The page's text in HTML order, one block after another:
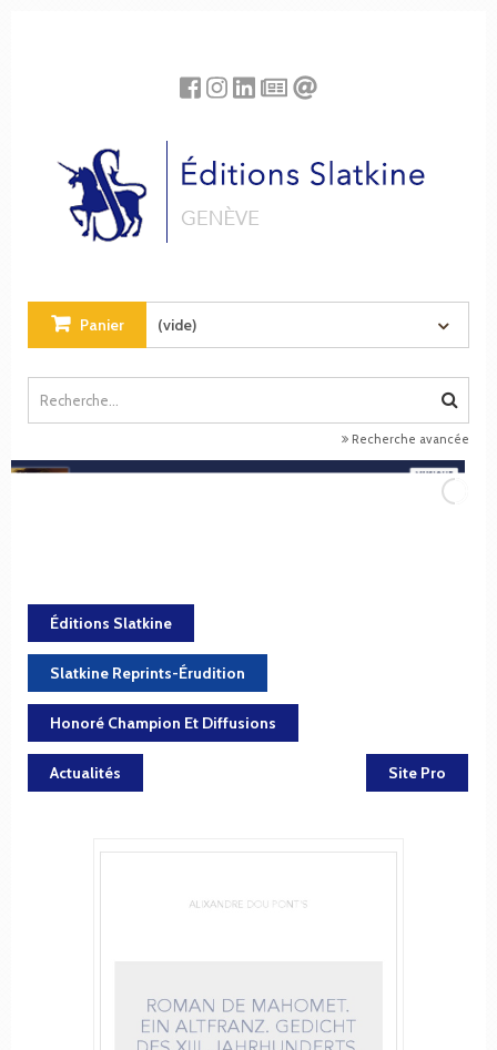
Panier (vide)
Recherche avancée
Éditions Slatkine
Slatkine Reprints-Érudition
Honoré Champion Et Diffusions
Actualités Site Pro